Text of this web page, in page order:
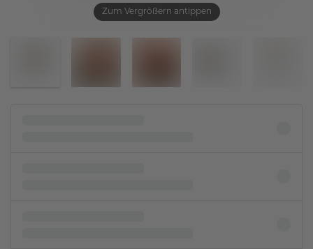
Zum Vergrößern antippen